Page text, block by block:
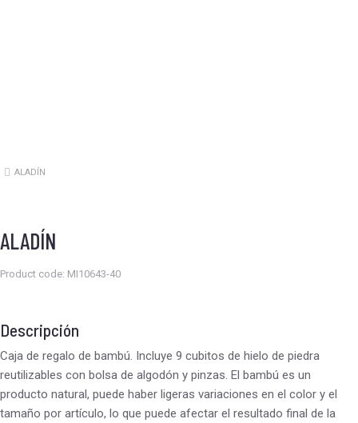
Estás aquí:
ALADÍN
ALADÍN
Product code: MI10643-40
Descripción
Caja de regalo de bambú. Incluye 9 cubitos de hielo de piedra
reutilizables con bolsa de algodón y pinzas. El bambú es un
producto natural, puede haber ligeras variaciones en el color y el
tamaño por artículo, lo que puede afectar el resultado final de la